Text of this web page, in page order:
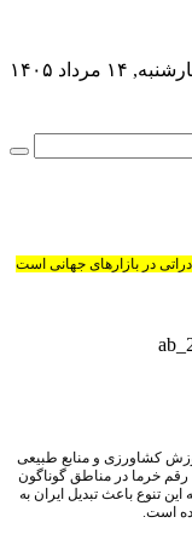
۱۴ مرداد ۱۴۰۵
در بازارهای جهانی است
کشاورزی و منابع طبیعی
فارس گفت: در ایران حدود ۴۰۰ تا ۶۰۰ رقم خرما در مناطق گوناگون
تنوع باعث تبدیل ایران به
است.